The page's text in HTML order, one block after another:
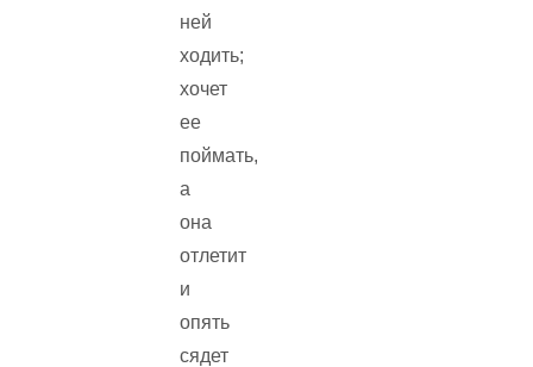
ней
ходить;
хочет
ее
поймать,
а
она
отлетит
и
опять
сядет